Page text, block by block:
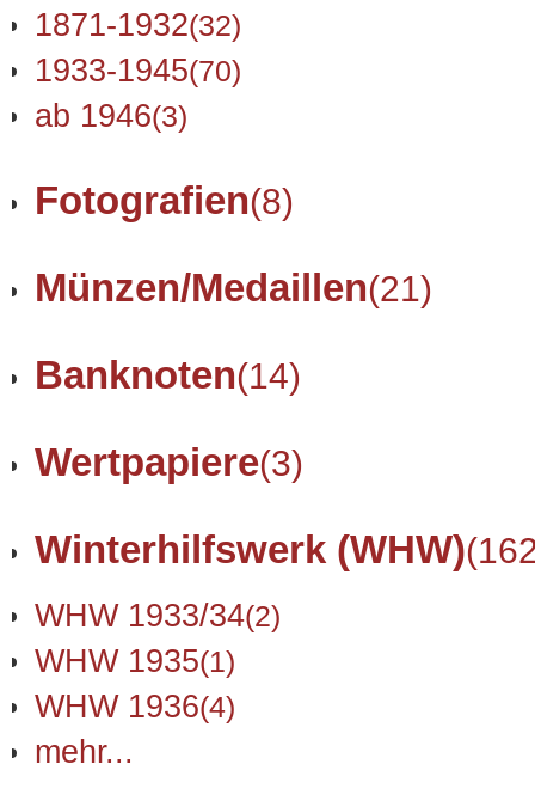
1871-1932(32)
1933-1945(70)
ab 1946(3)
Fotografien(8)
Münzen/Medaillen(21)
Banknoten(14)
Wertpapiere(3)
Winterhilfswerk (WHW)
WHW 1933/34(2)
WHW 1935(1)
WHW 1936(4)
mehr...